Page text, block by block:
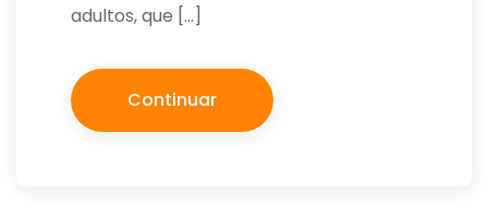
adultos, que […]
Continuar